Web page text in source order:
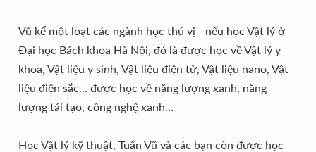
Vũ kể một loạt các ngành học thú vị - nếu học Vật lý ở
Đại học Bách khoa Hà Nội, đó là được học về Vật lý y
khoa, Vật liệu y sinh, Vật liệu điện tử, Vật liệu nano, Vật
liệu điện sắc… được học về năng lượng xanh, năng
lượng tái tạo, công nghệ xanh…
Học Vật lý kỹ thuật, Tuấn Vũ và các bạn còn được học